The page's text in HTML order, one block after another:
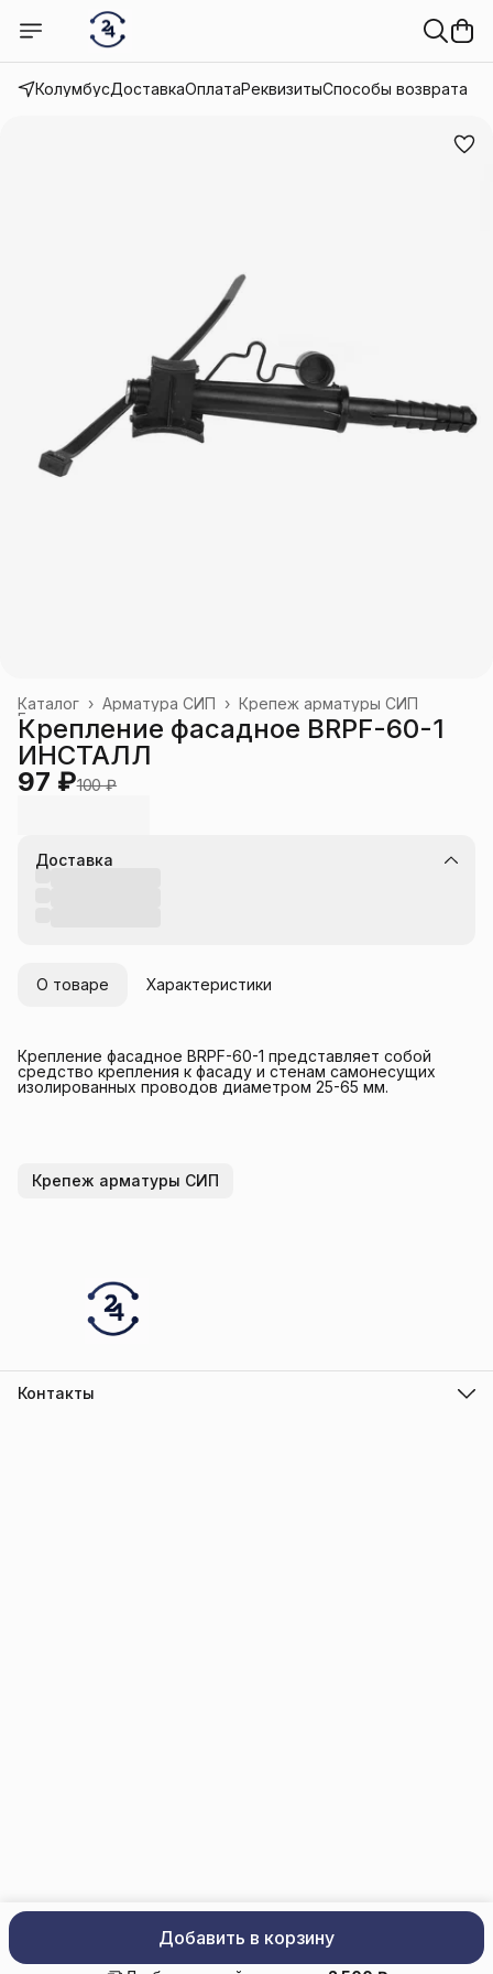
КолумбусДоставкаОплатаРеквизитыСпособы возврата
Крепеж арматуры СИП
Арматура СИП ›
Каталог ›
Главная
Крепление фасадное BRPF-60-1
ИНСТАЛЛ
97 ₽100 ₽
Добавить в корзину
Доставка
О товаре Характеристики
Крепление фасадное BRPF-60-1 представляет собой
средство крепления к фасаду и стенам самонесущих
изолированных проводов диаметром 25-65 мм.
Крепеж арматуры СИП
Контакты
trade-elektro.ruПолитика конфиденциальностиОферта